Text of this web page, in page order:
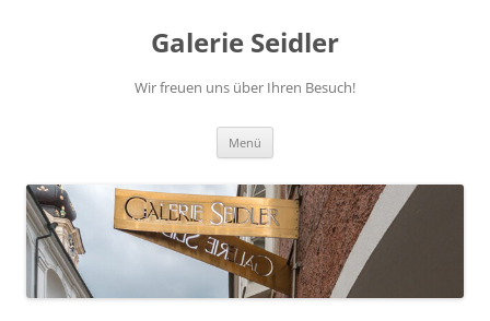
Galerie Seidler
Wir freuen uns über Ihren Besuch!
Menü